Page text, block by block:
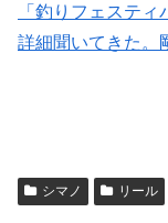
「釣りフェステ
詳細聞いてきた。
シマノ リール